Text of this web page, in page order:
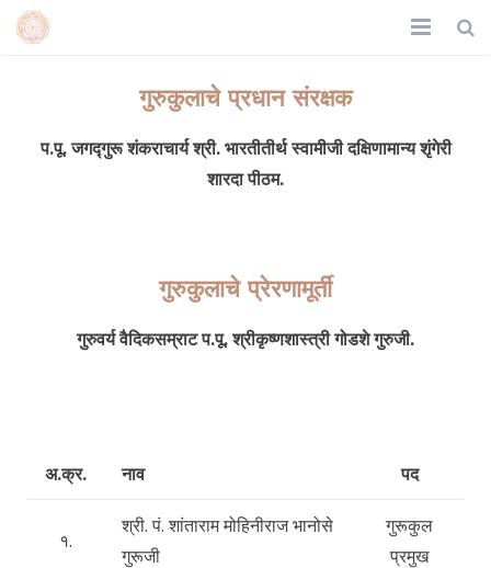
गुरुकुलाचे प्रधान संरक्षक
प.पू. जगद्गुरू शंकराचार्य श्री. भारतीतीर्थ स्वामीजी दक्षिणामान्य शृंगेरी
शारदा पीठम.
गुरुकुलाचे प्रेरणामूर्ती
गुरुवर्य वैदिकसम्राट प.पू. श्रीकृष्णशास्त्री गोडशे गुरुजी.
अ.क्र. नाव पद
१.
श्री. पं. शांताराम मोहिनीराज भानोसे
गुरूजी
गुरूकुल
प्रमुख